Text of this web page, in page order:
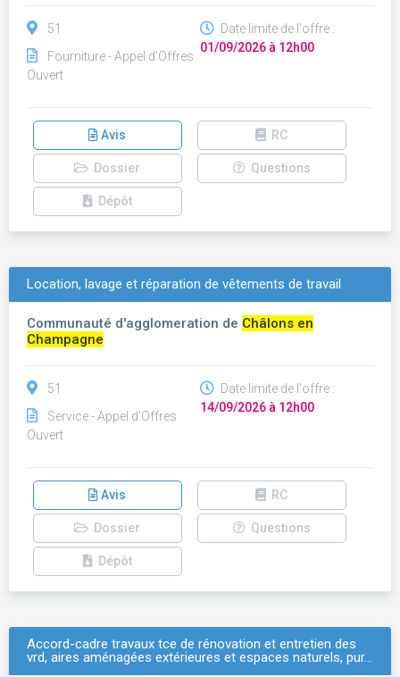
51
Fourniture - Appel d'Offres
Ouvert
Date limite de l'offre :
01/09/2026 à 12h00
Avis RC
Dossier Questions
Dépôt
Location, lavage et réparation de vêtements de travail
Communauté d'agglomeration de Châlons en
Champagne
51
Service - Appel d'Offres
Ouvert
Date limite de l'offre :
14/09/2026 à 12h00
Avis RC
Dossier Questions
Dépôt
Accord-cadre travaux tce de rénovation et entretien des
vrd, aires aménagées extérieures et espaces naturels, pur…